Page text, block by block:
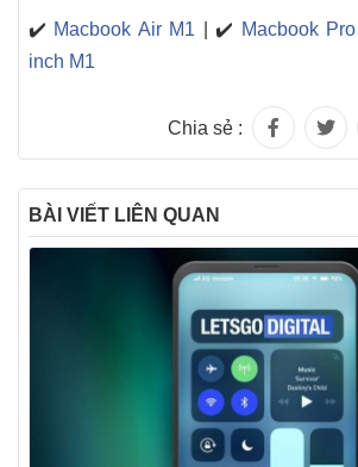
✔️ Macbook Air M1 | ✔️ Macbook
inch M1
Chia sẻ :
BÀI VIẾT LIÊN QUAN